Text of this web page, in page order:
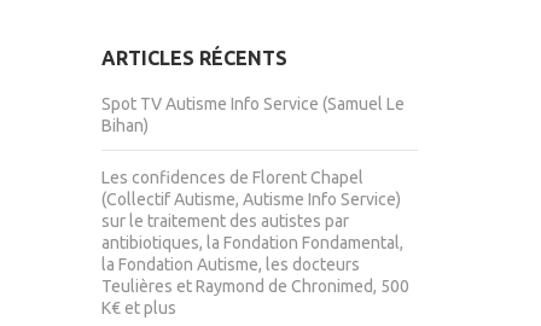
ARTICLES RÉCENTS
Spot TV Autisme Info Service (Samuel Le
Bihan)
Les confidences de Florent Chapel
(Collectif Autisme, Autisme Info Service)
sur le traitement des autistes par
antibiotiques, la Fondation Fondamental,
la Fondation Autisme, les docteurs
Teulières et Raymond de Chronimed, 500
K€ et plus